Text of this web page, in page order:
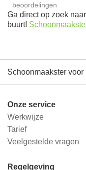
beoordelingen
Ga direct op zoek
buurt!
Schoonmaakster voor
Onze service
Werkwijze
Tarief
Veelgestelde vragen
Regelgeving